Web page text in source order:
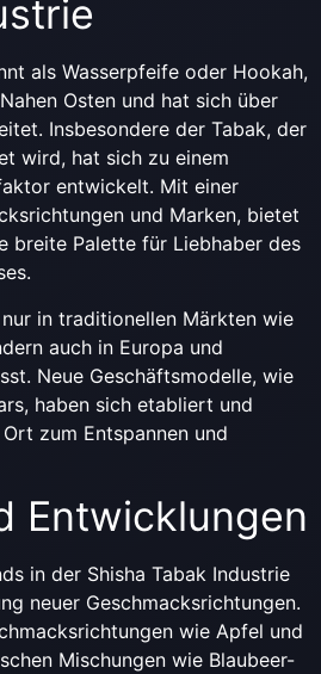
als Wasserpfeife oder Hookah,
Osten und hat sich über
Insbesondere der Tabak, der
wird, hat sich zu einem
entwickelt. Mit einer
und Marken, bietet
breite Palette für Liebhaber des
in traditionellen Märkten wie
auch in Europa und
Neue Geschäftsmodelle, wie
haben sich etabliert und
zum Entspannen und
Entwicklungen
in der Shisha Tabak Industrie
neuer Geschmacksrichtungen.
wie Apfel und
Mischungen wie Blaubeer-